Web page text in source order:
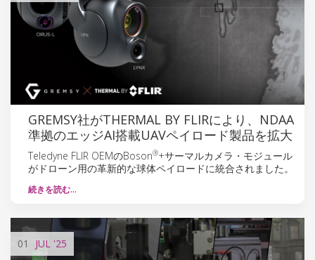
GREMSY社がTHERMAL BY FLIRにより、NDAA
準拠のエッジAI搭載UAVペイロード製品を拡大
Teledyne FLIR OEMのBoson®+サーマルカメラ・モジュール
がドローン用の革新的な球体ペイロードに統合されました。
続きを読む…
01 JUL '25